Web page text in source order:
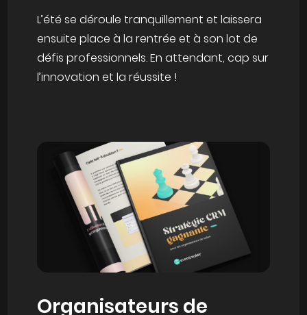
L’été se déroule tranquillement et laissera
ensuite place à la rentrée et à son lot de
défis professionnels. En attendant, cap sur
l’innovation et la réussite !
Organisateurs de